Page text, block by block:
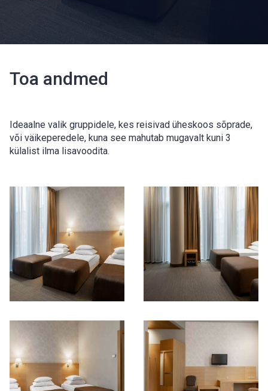
Toa andmed
Ideaalne valik gruppidele, kes reisivad üheskoos sõprade,
või väikeperedele, kuna see mahutab mugavalt kuni 3
külalist ilma lisavoodita.